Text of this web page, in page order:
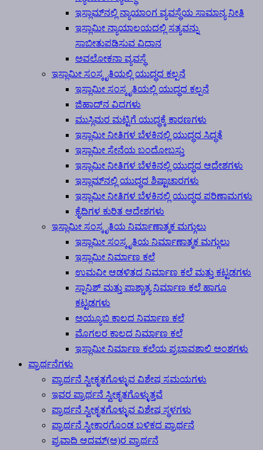
ಇಸ್ಲಾಮ್‍ನಲ್ಲಿ ನ್ಯಾಯಾಂಗ ವ್ಯವಸ್ಥೆಯ ಸಾಮಾನ್ಯ ನೀತಿ
ಇಸ್ಲಾಮೀ ನ್ಯಾಯಾಲಯದಲ್ಲಿ ಸತ್ಯವನ್ನು
ಸಾಬೀತುಪಡಿಸುವ ವಿಧಾನ
ಅವಲೋಕನಾ ವ್ಯವಸ್ಥೆ
ಇಸ್ಲಾಮೀ ಸಂಸ್ಕೃತಿಯಲ್ಲಿ ಯುದ್ಧದ ಕಲ್ಪನೆ
ಇಸ್ಲಾಮೀ ಸಂಸ್ಕೃತಿಯಲ್ಲಿ ಯುದ್ಧದ ಕಲ್ಪನೆ
ಜಿಹಾದ್‍ನ ವಿಧಗಳು
ಮುಸ್ಲಿಮರ ಮಟ್ಟಿಗೆ ಯುದ್ಧಕ್ಕೆ ಕಾರಣಗಳು
ಇಸ್ಲಾಮೀ ನೀತಿಗಳ ಬೆಳಕಿನಲ್ಲಿ ಯುದ್ಧದ ಸಿದ್ಧತೆ
ಇಸ್ಲಾಮೀ ಸೇನೆಯ ಬಂದೋಬಸ್ತು
ಇಸ್ಲಾಮೀ ನೀತಿಗಳ ಬೆಳಕಿನಲ್ಲಿ ಯುದ್ಧದ ಆದೇಶಗಳು
ಇಸ್ಲಾಮ್‍ನಲ್ಲಿ ಯುದ್ಧದ ಶಿಷ್ಟಾಚಾರಗಳು
ಇಸ್ಲಾಮೀ ನೀತಿಗಳ ಬೆಳಕಿನಲ್ಲಿ ಯುದ್ಧದ ಪರಿಣಾಮಗಳು
ಕೈದಿಗಳ ಕುರಿತ ಆದೇಶಗಳು
ಇಸ್ಲಾಮೀ ಸಂಸ್ಕೃತಿಯ ನಿರ್ಮಾಣಾತ್ಮಕ ಮಗ್ಗುಲು
ಇಸ್ಲಾಮೀ ಸಂಸ್ಕೃತಿಯ ನಿರ್ಮಾಣಾತ್ಮಕ ಮಗ್ಗುಲು
ಇಸ್ಲಾಮೀ ನಿರ್ಮಾಣ ಕಲೆ
ಉಮವೀ ಆಡಳಿತದ ನಿರ್ಮಾಣ ಕಲೆ ಮತ್ತು ಕಟ್ಟಡಗಳು
ಸ್ಪಾನಿಶ್ ಮತ್ತು ಪಾಶ್ಚಾತ್ಯ ನಿರ್ಮಾಣ ಕಲೆ ಹಾಗೂ
ಕಟ್ಟಡಗಳು
ಅಯ್ಯೂಬಿ ಕಾಲದ ನಿರ್ಮಾಣ ಕಲೆ
ಮೊಗಲರ ಕಾಲದ ನಿರ್ಮಾಣ ಕಲೆ
ಇಸ್ಲಾಮೀ ನಿರ್ಮಾಣ ಕಲೆಯ ಪ್ರಭಾವಶಾಲಿ ಅಂಶಗಳು
ಪ್ರಾರ್ಥನೆಗಳು
ಪ್ರಾರ್ಥನೆ ಸ್ವೀಕೃತಗೊಳ್ಳುವ ವಿಶೇಷ ಸಮಯಗಳು
ಇವರ ಪ್ರಾರ್ಥನೆ ಸ್ವೀಕೃತಗೊಳ್ಳುತ್ತವೆ
ಪ್ರಾರ್ಥನೆ ಸ್ವೀಕೃತಗೊಳ್ಳುವ ವಿಶೇಷ ಸ್ಥಳಗಳು
ಪ್ರಾರ್ಥನೆ ಸ್ವೀಕಾರಗೊಂಡ ಬಳಿಕದ ಪ್ರಾರ್ಥನೆ
ಪ್ರವಾದಿ ಆದಮ್(ಅ)ರ ಪ್ರಾರ್ಥನೆ